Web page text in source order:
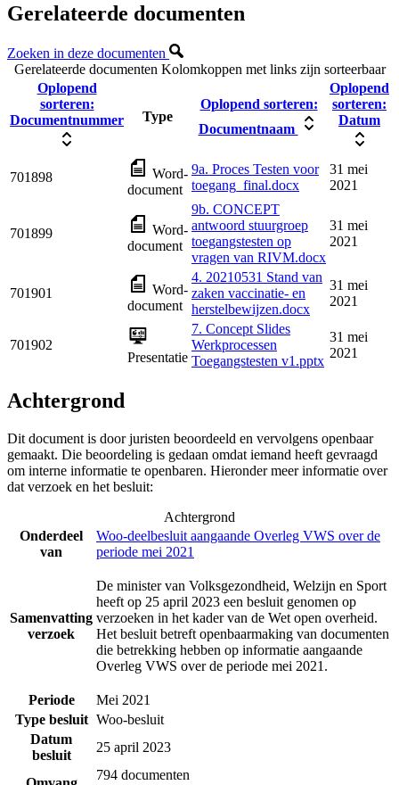
Gerelateerde documenten
Zoeken in deze documenten
Gerelateerde documenten Kolomkoppen met links zijn sorteerbaar
Oplopend
sorteren:
Documentnummer
Type
Oplopend sorteren:
Documentnaam
Oplopend
sorteren:
Datum
701898
Word-
document
9a. Proces Testen voor
toegang_final.docx
31 mei
2021
701899
Word-
document
9b. CONCEPT
antwoord stuurgroep
toegangstesten op
vragen van RIVM.docx
31 mei
2021
701901
Word-
document
4. 20210531 Stand van
zaken vaccinatie- en
herstelbewijzen.docx
31 mei
2021
701902
Presentatie
7. Concept Slides
Werkprocessen
Toegangstesten v1.pptx
31 mei
2021
Achtergrond
Dit document is door juristen beoordeeld en vervolgens openbaar
gemaakt. Die beoordeling is gedaan omdat iemand heeft gevraagd
om interne informatie te openbaren. Hieronder meer informatie over
dat verzoek en het besluit:
Achtergrond
Onderdeel
van
Woo-deelbesluit aangaande Overleg VWS over de
periode mei 2021
Samenvatting
verzoek
De minister van Volksgezondheid, Welzijn en Sport
heeft op 25 april 2023 een besluit genomen op
verzoeken in het kader van de Wet open overheid.
Het besluit betreft openbaarmaking van documenten
die betrekking hebben op informatie aangaande
Overleg VWS over de periode mei 2021.
Periode
Mei 2021
Type besluit Woo-besluit
Datum
besluit
25 april 2023
794 documenten